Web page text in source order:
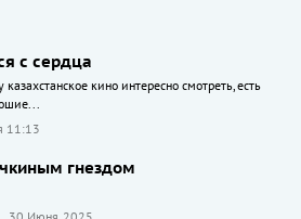
с сердца
кино интересно смотреть, есть
11:13
гнездом